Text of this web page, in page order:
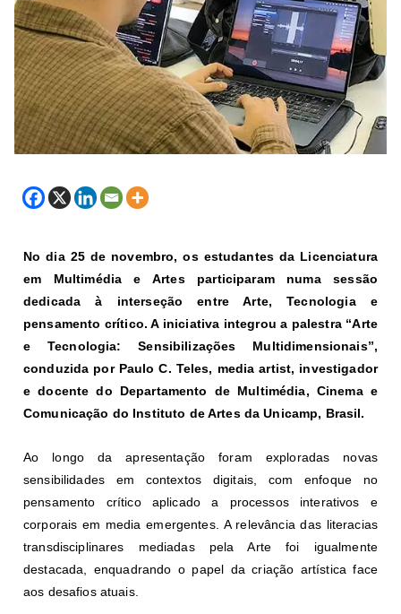
No dia 25 de novembro, os estudantes da Licenciatura
em Multimédia e Artes participaram numa sessão
dedicada à interseção entre Arte, Tecnologia e
pensamento crítico. A iniciativa integrou a palestra “Arte
e Tecnologia: Sensibilizações Multidimensionais”,
conduzida por Paulo C. Teles, media artist, investigador
e docente do Departamento de Multimédia, Cinema e
Comunicação do Instituto de Artes da Unicamp, Brasil.
Ao longo da apresentação foram exploradas novas
sensibilidades em contextos digitais, com enfoque no
pensamento crítico aplicado a processos interativos e
corporais em media emergentes. A relevância das literacias
transdisciplinares mediadas pela Arte foi igualmente
destacada, enquadrando o papel da criação artística face
aos desafios atuais.